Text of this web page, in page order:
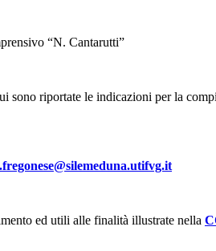
“N. Cantarutti”
riportate le indicazioni per la
ed utili alle finalità illustrate nella